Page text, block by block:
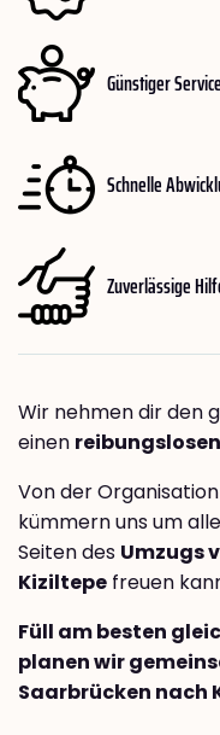
Günstiger Service
Schnelle
Zuverlässige
Wir nehmen dir den
einen
Von der
kümmern uns um
Seiten des Umzugs
Kiziltepe freuen
Füll am besten
planen wir
Saarbrücken nach